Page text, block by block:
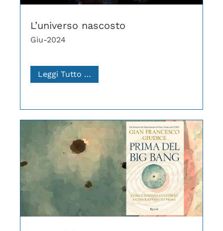
L’universo nascosto
Giu-2024
Leggi Tutto …